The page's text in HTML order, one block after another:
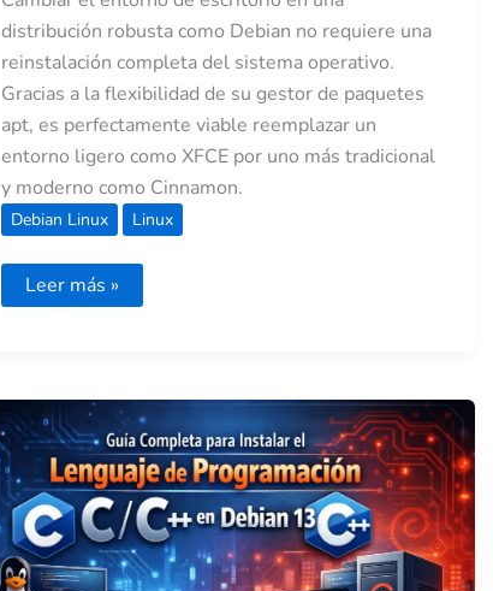
distribución robusta como Debian no requiere una
reinstalación completa del sistema operativo.
Gracias a la flexibilidad de su gestor de paquetes
apt, es perfectamente viable reemplazar un
entorno ligero como XFCE por uno más tradicional
y moderno como Cinnamon.
Debian Linux Linux
Leer más »
Guía
completa
para
instalar
el
lenguaje
de
programación
C/C++
en